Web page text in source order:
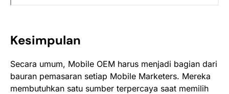
Kesimpulan
Secara umum, Mobile OEM harus menjadi bagian dari
bauran pemasaran setiap Mobile Marketers. Mereka
membutuhkan satu sumber terpercaya saat memilih